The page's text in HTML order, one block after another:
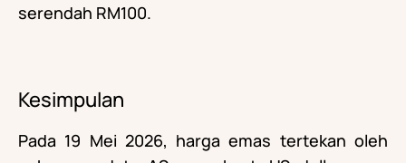
serendah RM100.
Kesimpulan
Pada 19 Mei 2026, harga emas tertekan oleh